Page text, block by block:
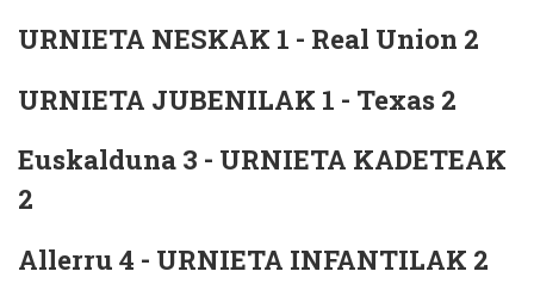
URNIETA NESKAK 1 - Real Union 2
URNIETA JUBENILAK 1 - Texas 2
Euskalduna 3 - URNIETA KADETEAK
2
Allerru 4 - URNIETA INFANTILAK 2